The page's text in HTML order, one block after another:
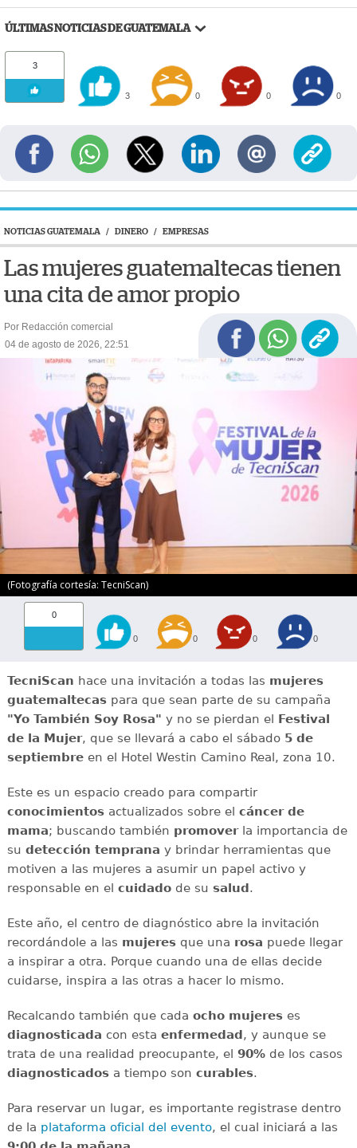
ÚLTIMAS NOTICIAS DE GUATEMALA
3
3 0 0 0
NOTICIAS GUATEMALA / DINERO / EMPRESAS
Las mujeres guatemaltecas tienen
una cita de amor propio
Por Redacción comercial
04 de agosto de 2026, 22:51
(Fotografía cortesía: TecniScan)
0
0 0 0 0
TecniScan hace una invitación a todas las mujeres
guatemaltecaspara que sean parte de su campaña
"Yo También Soy Rosa" y no se pierdan el Festival
de la Mujer, que se llevará a cabo el sábado5 de
septiembreen el Hotel Westin Camino Real, zona 10.
Este es un espacio creado para compartir
conocimientosactualizados sobre el cáncer de
mama; buscando también promoverla importancia de
su detección temprana y brindar herramientas que
motiven a las mujeres a asumir un papel activo y
responsable en el cuidadode su salud.
Este año, el centro de diagnóstico abre la invitación
recordándole a las mujeresque una rosa puede llegar
a inspirar a otra. Porque cuando una de ellas decide
cuidarse, inspira a las otras a hacer lo mismo.
Recalcando también que cada ocho mujereses
diagnosticada con esta enfermedad, y aunque se
trata de una realidad preocupante, el 90%de los casos
diagnosticadosa tiempo son curables.
Para reservar un lugar, es importante registrase dentro
de la plataforma oficial del evento, el cual iniciará a las